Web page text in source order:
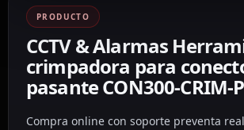
PRODUCTO
CCTV & Alarmas
crimpadora para
pasante CON300-CRIM-
Compra online con soporte preventa